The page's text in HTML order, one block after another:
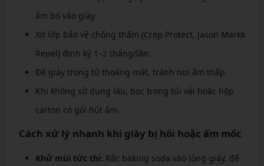
ẩm bỏ vào giày.
Xịt lớp bảo vệ chống thấm (Crep Protect, Jason Markk
Repel) định kỳ 1–2 tháng/lần.
Để giày trong tủ thoáng mát, tránh nơi ẩm thấp.
Khi không sử dụng lâu, bọc trong túi vải hoặc hộp
carton có gói hút ẩm.
Cách xử lý nhanh khi giày bị hôi hoặc ẩm mốc
Khử mùi tức thì: Rắc baking soda vào lòng giày, để